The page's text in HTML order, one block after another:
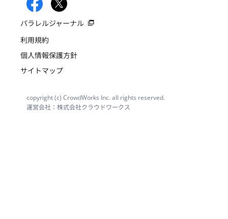
パラレルジャーナル
利用規約
個人情報保護方針
サイトマップ
copyright (c) CrowdWorks Inc. all rights reserved.
運営会社：株式会社クラウドワークス